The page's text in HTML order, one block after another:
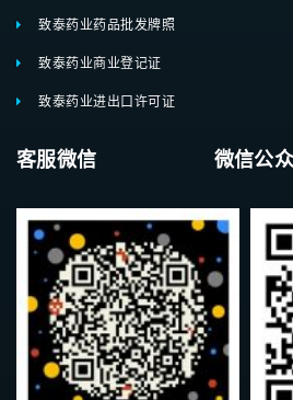
致泰药业药品批发牌照
致泰药业商业登记证
致泰药业进出口许可证
客服微信 微信公众